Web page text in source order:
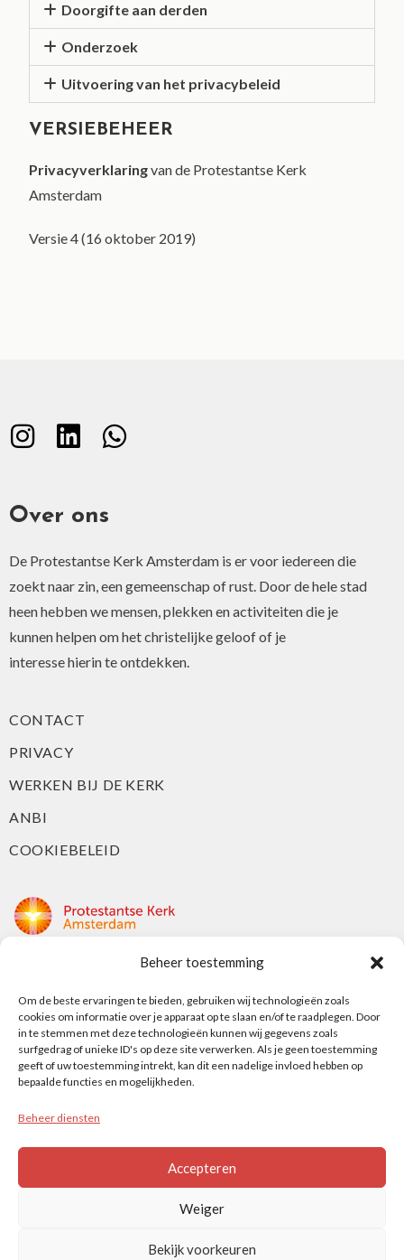
Beheer toestemming
Om de beste ervaringen te bieden, gebruiken wij technologieën zoals
cookies om informatie over je apparaat op te slaan en/of te raadplegen. Door
in te stemmen met deze technologieën kunnen wij gegevens zoals
surfgedrag of unieke ID's op deze site verwerken. Als je geen toestemming
geeft of uw toestemming intrekt, kan dit een nadelige invloed hebben op
bepaalde functies en mogelijkheden.
Beheer diensten
Accepteren
Weiger
Bekijk voorkeuren
Doorgifte aan derden
Onderzoek
Uitvoering van het privacybeleid
VERSIEBEHEER
Privacyverklaringvan de Protestantse Kerk
Amsterdam
Versie 4 (16 oktober 2019)
Over ons
De Protestantse Kerk Amsterdam is er voor iedereen die
zoekt naar zin, een gemeenschap of rust. Door de hele stad
heen hebben we mensen, plekken en activiteiten die je
kunnen helpen om het christelijke geloof of je
interesse hierin te ontdekken.
CONTACT
PRIVACY
WERKEN BIJ DE KERK
ANBI
COOKIEBELEID
Nieuwe Herengracht 18
1018 DP Amsterdam
t: 020 5353 700
e: info@protestantsamsterdam.nl
Protestantse Diaconie Amsterdam
e: info@diaconie.org